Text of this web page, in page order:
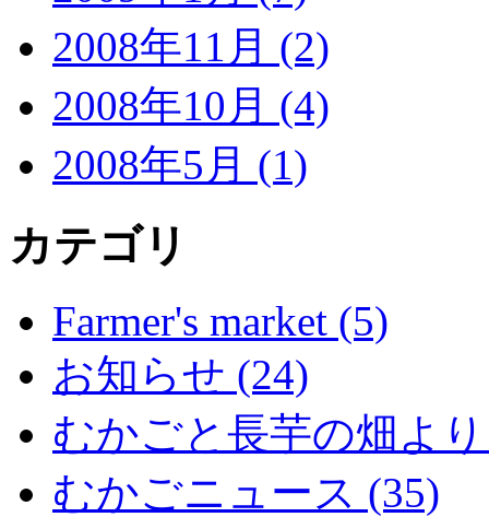
2008年11月 (2)
2008年10月 (4)
2008年5月 (1)
カテゴリ
Farmer's market (5)
お知らせ (24)
むかごと長芋の畑よ
むかごニュース (35)